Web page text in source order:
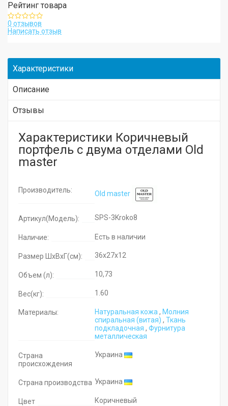
Рейтинг товара
0 отзывов
Написать отзыв
Характеристики
Описание
Отзывы
Характеристики Коричневый
портфель с двума отделами Old
master
Производитель: Old master
Артикул(Модель): SPS-3Kroko8
Наличие: Есть в наличии
Размер ШхВхГ(см): 36x27x12
Объем (л): 10,73
Вес(кг): 1.60
Материалы: Натуральная кожа , Молния
cпиральная (витая) , Ткань
подкладочная , Фурнитура
металлическая
Страна
происхождения
Украина
Страна производства Украина
Цвет Коричневый